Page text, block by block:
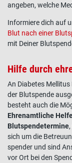
angeben, welche
Informiere dich auf
Blut nach einer
mit Deiner
Hilfe durch
An Diabetes
der Blutspende
besteht auch die
Ehrenamtliche
Blutspendetermine
sich um die
spender und sind
vor Ort bei den